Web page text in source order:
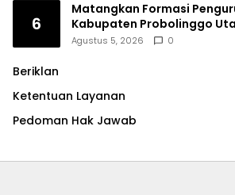
6
Matangkan Formasi
Kabupaten Probolinggo
dan Kinerja
Agustus 5, 2026 0
Beriklan
Ketentuan Layanan
Pedoman Hak Jawab